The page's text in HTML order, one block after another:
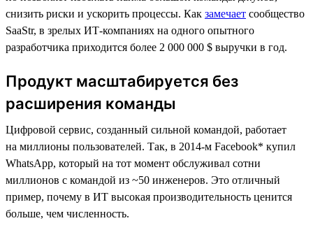
снизить риски и ускорить процессы. Как замечает сообщество
SaaStr, в зрелых ИТ-компаниях на одного опытного
разработчика приходится более 2 000 000 $ выручки в год.
Продукт масштабируется без
расширения команды
Цифровой сервис, созданный сильной командой, работает
на миллионы пользователей. Так, в 2014-м Facebook* купил
WhatsApp, который на тот момент обслуживал сотни
миллионов с командой из ~50 инженеров. Это отличный
пример, почему в ИТ высокая производительность ценится
больше, чем численность.